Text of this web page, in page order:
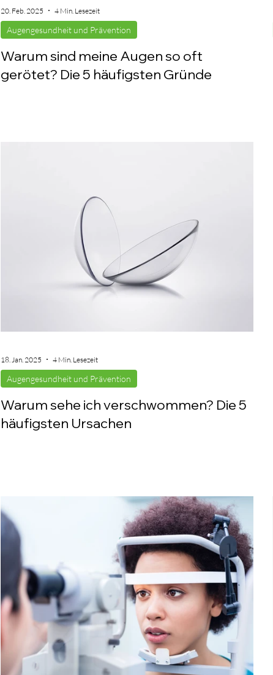
Warum sind meine Augen so oft
gerötet? Die 5 häufigsten Gründe
Augengesundheit und Prävention
20. Feb. 2025 4 Min. Lesezeit
Warum sehe ich verschwommen? Die 5
häufigsten Ursachen
Augengesundheit und Prävention
18. Jan. 2025 4 Min. Lesezeit